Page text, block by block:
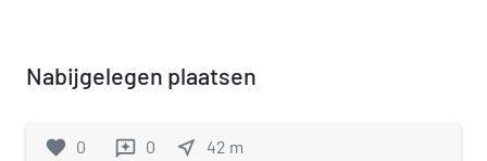
Nabijgelegen plaatsen
favorite 0 reviews 0 near_me 42 m